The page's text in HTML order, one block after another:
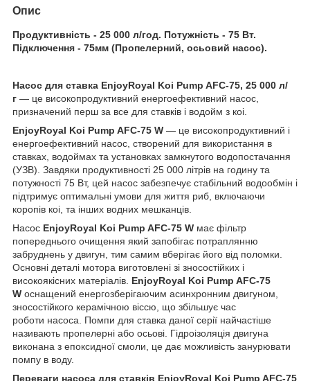
Опис
Продуктивність - 25 000 л/год. Потужність - 75 Вт.
Підключення - 75мм (Пропелерний, осьовий насос).
Насос для ставка EnjoyRoyal Koi Pump AFC-75, 25 000 л/
г — це високопродуктивний енергоефективний насос,
призначений перш за все для ставків і водойм з коі.
EnjoyRoyal Koi Pump AFC-75 W — це високопродуктивний і
енергоефективний насос, створений для використання в
ставках, водоймах та установках замкнутого водопостачання
(УЗВ). Завдяки продуктивності 25 000 літрів на годину та
потужності 75 Вт, цей насос забезпечує стабільний водообмін і
підтримує оптимальні умови для життя риб, включаючи
коропів коі, та інших водних мешканців.
Насос EnjoyRoyal Koi Pump AFC-75 W має фільтр
попереднього очищення який запобігає потраплянню
забруднень у двигун, тим самим вберігає його від поломки.
Основні деталі мотора виготовлені зі зносостійких і
високоякісних матеріалів. EnjoyRoyal Koi Pump AFC-75
W оснащений енергозберігаючим асинхронним двигуном,
зносостійкого керамічною віссю, що збільшує час
роботи насоса. Помпи для ставка даної серії найчастіше
називають пропелерні або осьові. Гідроізоляція двигуна
виконана з епоксидної смоли, це дає можливість занурювати
помпу в воду.
Переваги насоса для ставків EnjoyRoyal Koi Pump AFC-75